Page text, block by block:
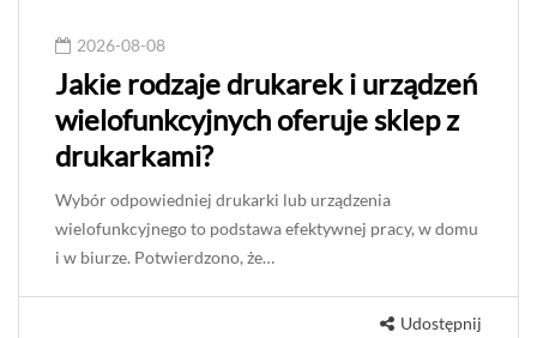
2026-08-08
Jakie rodzaje drukarek i urządzeń
wielofunkcyjnych oferuje sklep z
drukarkami?
Wybór odpowiedniej drukarki lub urządzenia
wielofunkcyjnego to podstawa efektywnej pracy, w domu
i w biurze. Potwierdzono, że…
Udostępnij